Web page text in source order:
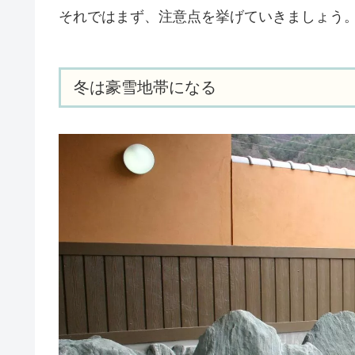
それではまず、注意点を挙げていきましょう
冬は豪雪地帯になる